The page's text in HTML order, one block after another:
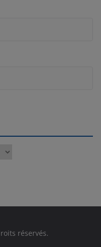
réservés.